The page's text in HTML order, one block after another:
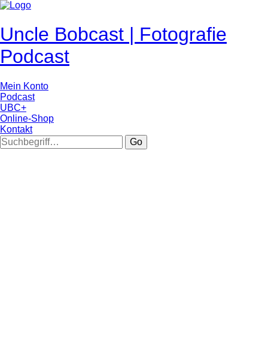
Uncle Bobcast | Fotografie
Podcast
Mein Konto
Podcast
UBC+
Online-Shop
Kontakt
Go